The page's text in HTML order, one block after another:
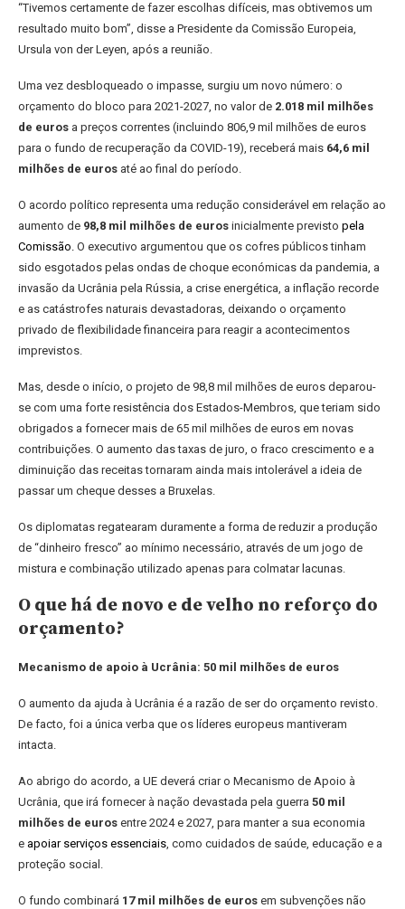
“Tivemos certamente de fazer escolhas difíceis, mas obtivemos um
resultado muito bom”, disse a Presidente da Comissão Europeia,
Ursula von der Leyen, após a reunião.
Uma vez desbloqueado o impasse, surgiu um novo número: o
orçamento do bloco para 2021-2027, no valor de 2.018 mil milhões
de euros a preços correntes (incluindo 806,9 mil milhões de euros
para o fundo de recuperação da COVID-19), receberá mais 64,6 mil
milhões de euros até ao final do período.
O acordo político representa uma redução considerável em relação ao
aumento de 98,8 mil milhões de euros inicialmente previsto pela
Comissão. O executivo argumentou que os cofres públicos tinham
sido esgotados pelas ondas de choque económicas da pandemia, a
invasão da Ucrânia pela Rússia, a crise energética, a inflação recorde
e as catástrofes naturais devastadoras, deixando o orçamento
privado de flexibilidade financeira para reagir a acontecimentos
imprevistos.
Mas, desde o início, o projeto de 98,8 mil milhões de euros deparou-
se com uma forte resistência dos Estados-Membros, que teriam sido
obrigados a fornecer mais de 65 mil milhões de euros em novas
contribuições. O aumento das taxas de juro, o fraco crescimento e a
diminuição das receitas tornaram ainda mais intolerável a ideia de
passar um cheque desses a Bruxelas.
Os diplomatas regatearam duramente a forma de reduzir a produção
de “dinheiro fresco” ao mínimo necessário, através de um jogo de
mistura e combinação utilizado apenas para colmatar lacunas.
O que há de novo e de velho no reforço do
orçamento?
Mecanismo de apoio à Ucrânia: 50 mil milhões de euros
O aumento da ajuda à Ucrânia é a razão de ser do orçamento revisto.
De facto, foi a única verba que os líderes europeus mantiveram
intacta.
Ao abrigo do acordo, a UE deverá criar o Mecanismo de Apoio à
Ucrânia, que irá fornecer à nação devastada pela guerra 50 mil
milhões de euros entre 2024 e 2027, para manter a sua economia
e apoiar serviços essenciais, como cuidados de saúde, educação e a
proteção social.
O fundo combinará 17 mil milhões de euros em subvenções não